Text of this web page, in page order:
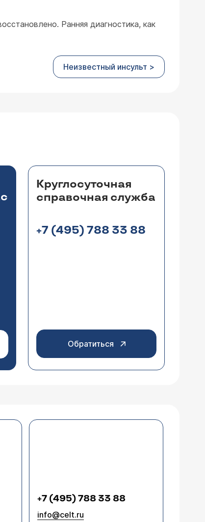
Ранняя диагностика, как
Неизвестный инсульт >
Круглосуточная
справочная служба
+7 (495) 788 33 88
Обратиться
+7 (495) 788 33 88
info@celt.ru